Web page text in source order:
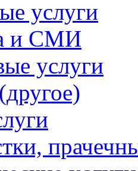
услуги
и СМИ
услуги